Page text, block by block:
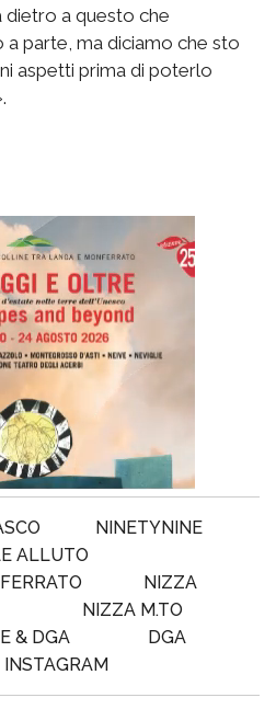
dietro a questo che
parte, ma diciamo che sto
aspetti prima di poterlo
NINETYNINE
ALLUTO
NIZZA
NIZZA M.TO
& DGA
DGA
INSTAGRAM